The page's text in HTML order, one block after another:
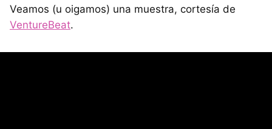
Veamos (u oigamos) una muestra, cortesía de
VentureBeat.